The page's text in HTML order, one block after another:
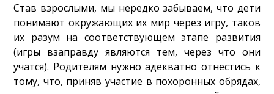
Став взрослыми, мы нередко забываем, что дети
понимают окружающих их мир через игру, таков
их разум на соответствующем этапе развития
(игры взаправду являются тем, через что они
учатся). Родителям нужно адекватно отнестись к
тому, что, приняв участие в похоронных обрядах,